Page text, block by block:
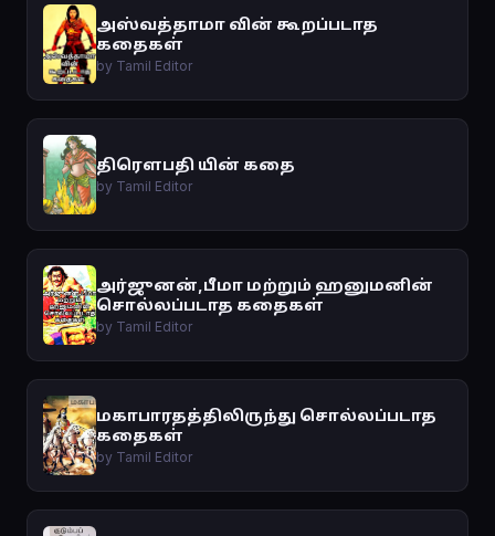
அஸ்வத்தாமா வின் கூறப்படாத
கதைகள்
by Tamil Editor
திரௌபதி யின் கதை
by Tamil Editor
அர்ஜுனன்,பீமா மற்றும் ஹனுமனின்
சொல்லப்படாத கதைகள்
by Tamil Editor
மகாபாரதத்திலிருந்து சொல்லப்படாத
கதைகள்
by Tamil Editor